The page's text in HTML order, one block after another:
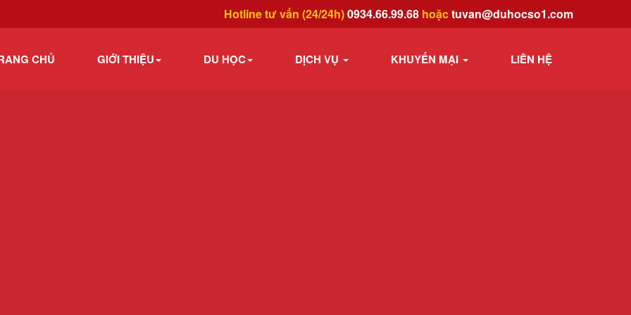
Hotline tư vấn (24/24h)0934.66.99.68 hoặctuvan@duhocso1.com
CHỦ GIỚI THIỆU DU HỌC DỊCH VỤ KHUYẾN MẠI LIÊN HỆ